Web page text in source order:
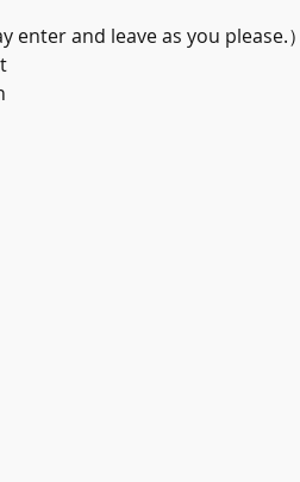
enter and leave as you please.）